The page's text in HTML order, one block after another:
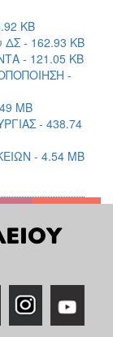
KB
- 162.93 KB
- 121.05 KB
-
MB
- 438.74
- 4.54 MB